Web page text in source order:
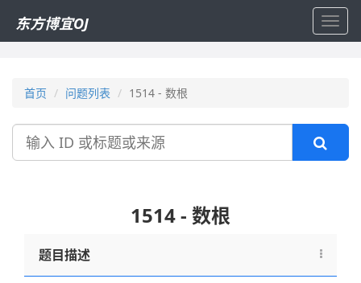
东方博宜OJ
首页 问题列表 1514 - 数根
搜
1514 - 数根
题目描述